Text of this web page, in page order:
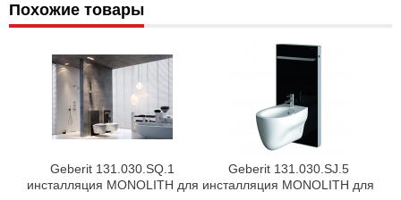
Похожие товары
Geberit 131.030.SQ.1
инсталляция MONOLITH для
Geberit 131.030.SJ.5
инсталляция MONOLITH для